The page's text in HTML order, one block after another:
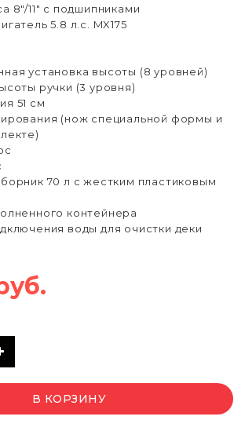
8"/11" с подшипниками
5.8 л.с. MX175
установка высоты (8 уровней)
ручки (3 уровня)
51 см
(нож специальной формы и
70 л с жестким пластиковым
контейнера
воды для очистки деки
В КОРЗИНУ